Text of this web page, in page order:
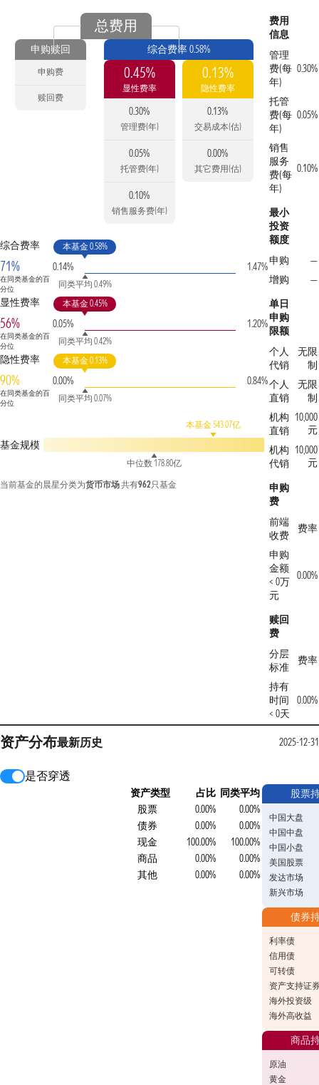
总费用
申购赎回
申购费
赎回费
综合费率 0.58%
0.45%
显性费率
0.30%
管理费(年)
0.05%
托管费(年)
0.10%
销售服务费(年)
0.13%
隐性费率
0.13%
交易成本(估)
0.00%
其它费用(估)
综合费率
71%
在同类基金的百
分位
0.14%
本基金 0.58%
同类平均 0.49%
1.47%
显性费率
56%
在同类基金的百
分位
0.05%
本基金 0.45%
同类平均 0.42%
1.20%
隐性费率
90%
在同类基金的百
分位
0.00%
本基金 0.13%
同类平均 0.07%
0.84%
基金规模
本基金 543.07亿
中位数 178.80亿
当前基金的晨星分类为货币市场共有962只基金
费用
信息
管理
费(每
年)
0.30%
托管
费(每
年)
0.05%
销售
服务
费(每
年)
0.10%
最小
投资
额度
申购
—
增购
—
单日
申购
限额
个人
代销
无限
制
个人
直销
无限
制
机构
直销
10,000
元
机构
代销
10,000
元
申购
费
前端
收费
费率
申购
金额
< 0万
元
0.00%
赎回
费
分层
标准
费率
持有
时间
< 0天
0.00%
资产分布最新历史 2025-12-31
是否穿透
资产类型 占比 同类平均
股票
0.00%
0.00%
债券
0.00%
0.00%
现金
100.00%
100.00%
商品
0.00%
0.00%
其他
0.00% 0.00%
股票
中国大盘
中国中盘
中国小盘
美国股票
发达市场
新兴市场
债券
利率债
信用债
可转债
资产支持证
海外投资级
海外高收益
商品
原油
黄金